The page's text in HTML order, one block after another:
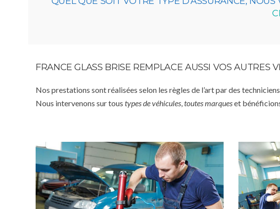
FRANCE GLASS BRISE REMPLACE AUSSI VOS AUTRES
Nos prestations sont réalisées selon les règles de l’art par des
Nous intervenons sur tous types de véhicules,toutes marqueset